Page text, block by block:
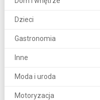
Dzieci
Gastronomia
Inne
Moda i uroda
Motoryzacja